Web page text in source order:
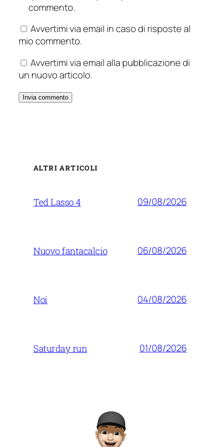
commento.
Avvertimi via email in caso di risposte al
mio commento.
Avvertimi via email alla pubblicazione di
un nuovo articolo.
ALTRI ARTICOLI
Ted Lasso 4 09/08/2026
Nuovo fantacalcio 06/08/2026
Noi 04/08/2026
Saturday run 01/08/2026